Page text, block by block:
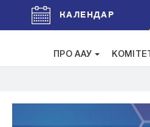
КАЛЕНДАР
ПРО ААУ